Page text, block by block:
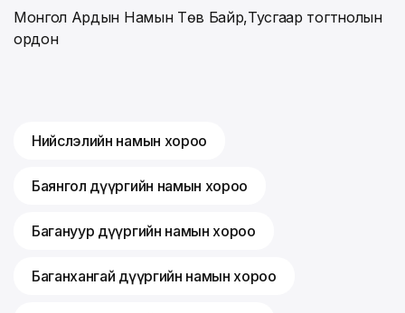
Монгол Ардын Намын Төв Байр,Тусгаар тогтнолын
ордон
Нийслэлийн намын хороо
Баянгол дүүргийн намын хороо
Багануур дүүргийн намын хороо
Баганхангай дүүргийн намын хороо